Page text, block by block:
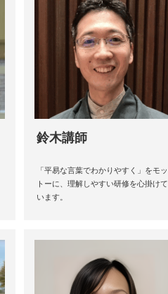
鈴木講師
「平易な言葉でわかりやすく」をモッ
トーに、理解しやすい研修を心掛けて
います。